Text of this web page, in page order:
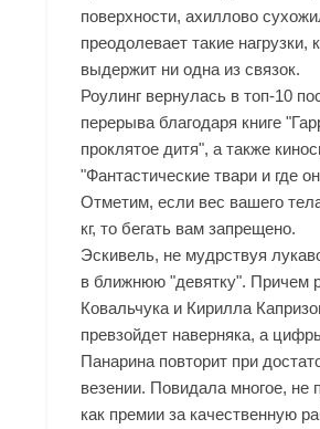
поверхности, ахиллово
преодолевает такие нагрузки,
выдержит ни одна из связок.
Роулинг вернулась в топ-10
перерыва благодаря книге
проклятое дитя", а также
"Фантастические твари и где
Отметим, если вес вашего
кг, то бегать вам запрещено.
Эскивель, не мудрствуя
в ближнюю "девятку". Причем
Ковальчука и Кирилла
превзойдет наверняка, а
Панарина повторит при
везении. Повидала многое, не
как премии за качественную